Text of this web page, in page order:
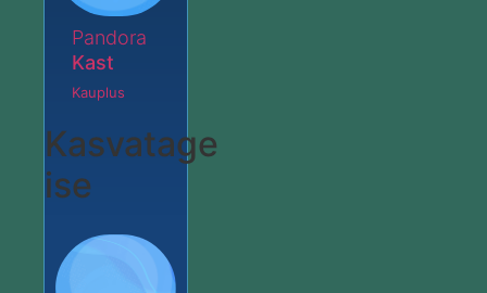
Pandora
Kast
Kauplus
Kasvatage
ise